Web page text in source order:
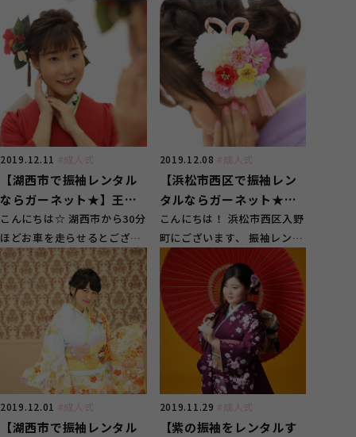
ガーネット浜松西店です♪
今回は...
袖
ガーネット浜松西店です☆
今回は...
2019.12.11 #成人式
【湖西市で振袖レンタル
ならガーネット★】王道
の赤色のかっこいい振袖
コーディネート
こんにちは☆ 湖西市から30分
ほどお車を走らせるとござい
ます、 スタジオガーネット浜
松西店です!(^^...
2019.12.08 #成人式
【浜松市西区で振袖レン
タルならガーネット★】
藤色の上品で綺麗な振袖
コーディネート
こんにちは！ 浜松市西区入野
町にございます、 振袖レンタ
ル・写真スタジオの アニバー
サリースタ...
2019.12.01 #成人式
【湖西市で振袖レンタル
2019.11.29 #成人式
【紫の振袖をレンタルす